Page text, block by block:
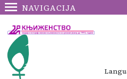
NAVIGACIJA